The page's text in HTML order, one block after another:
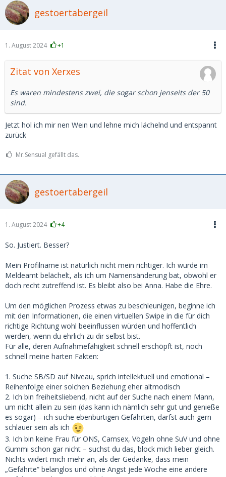
gestoertabergeil
1. August 2024 +1
Zitat von Xerxes
Es waren mindestens zwei, die sogar schon jenseits der 50
sind.
Jetzt hol ich mir nen Wein und lehne mich lächelnd und entspannt
zurück
Mr.Sensual gefällt das.
gestoertabergeil
1. August 2024 +4
So. Justiert. Besser?
Mein Profilname ist natürlich nicht mein richtiger. Ich wurde im
Meldeamt belächelt, als ich um Namensänderung bat, obwohl er
doch recht zutreffend ist. Es bleibt also bei Anna. Habe die Ehre.
Um den möglichen Prozess etwas zu beschleunigen, beginne ich
mit den Informationen, die einen virtuellen Swipe in die für dich
richtige Richtung wohl beeinflussen würden und hoffentlich
werden, wenn du ehrlich zu dir selbst bist.
Für alle, deren Aufnahmefähigkeit schnell erschöpft ist, noch
schnell meine harten Fakten:
1. Suche SB/SD auf Niveau, sprich intellektuell und emotional –
Reihenfolge einer solchen Beziehung eher altmodisch
2. Ich bin freiheitsliebend, nicht auf der Suche nach einem Mann,
um nicht allein zu sein (das kann ich nämlich sehr gut und genieße
es sogar) – ich suche ebenbürtigen Gefährten, darfst auch gern
schlauer sein als ich
3. Ich bin keine Frau für ONS, Camsex, Vögeln ohne SuV und ohne
Gummi schon gar nicht – suchst du das, block mich lieber gleich.
Nichts widert mich mehr an, als der Gedanke, dass mein
„Gefährte“ belanglos und ohne Angst jede Woche eine andere